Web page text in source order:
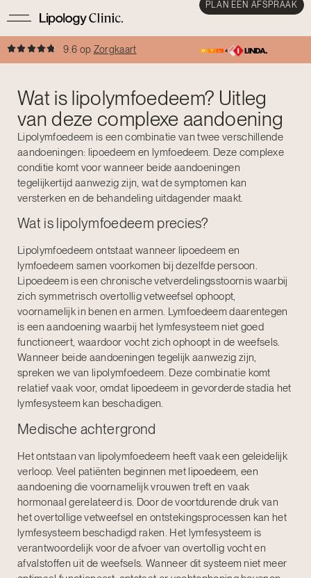
PLAN EEN AFSPRAAK
9.6 op Zorgkaart
Wat is lipolymfoedeem? Uitleg
van deze complexe aandoening
Lipolymfoedeem is een combinatie van twee verschillende
aandoeningen: lipoedeem en lymfoedeem. Deze complexe
conditie komt voor wanneer beide aandoeningen
tegelijkertijd aanwezig zijn, wat de symptomen kan
versterken en de behandeling uitdagender maakt.
Wat is lipolymfoedeem precies?
Lipolymfoedeem ontstaat wanneer lipoedeem en
lymfoedeem samen voorkomen bij dezelfde persoon.
Lipoedeem is een chronische vetverdelingsstoornis waarbij
zich symmetrisch overtollig vetweefsel ophoopt,
voornamelijk in benen en armen. Lymfoedeem daarentegen
is een aandoening waarbij het lymfesysteem niet goed
functioneert, waardoor vocht zich ophoopt in de weefsels.
Wanneer beide aandoeningen tegelijk aanwezig zijn,
spreken we van lipolymfoedeem. Deze combinatie komt
relatief vaak voor, omdat lipoedeem in gevorderde stadia het
lymfesysteem kan beschadigen.
Medische achtergrond
Het ontstaan van lipolymfoedeem heeft vaak een geleidelijk
verloop. Veel patiënten beginnen met lipoedeem, een
aandoening die voornamelijk vrouwen treft en vaak
hormonaal gerelateerd is. Door de voortdurende druk van
het overtollige vetweefsel en ontstekingsprocessen kan het
lymfesysteem beschadigd raken. Het lymfesysteem is
verantwoordelijk voor de afvoer van overtollig vocht en
afvalstoffen uit de weefsels. Wanneer dit systeem niet meer